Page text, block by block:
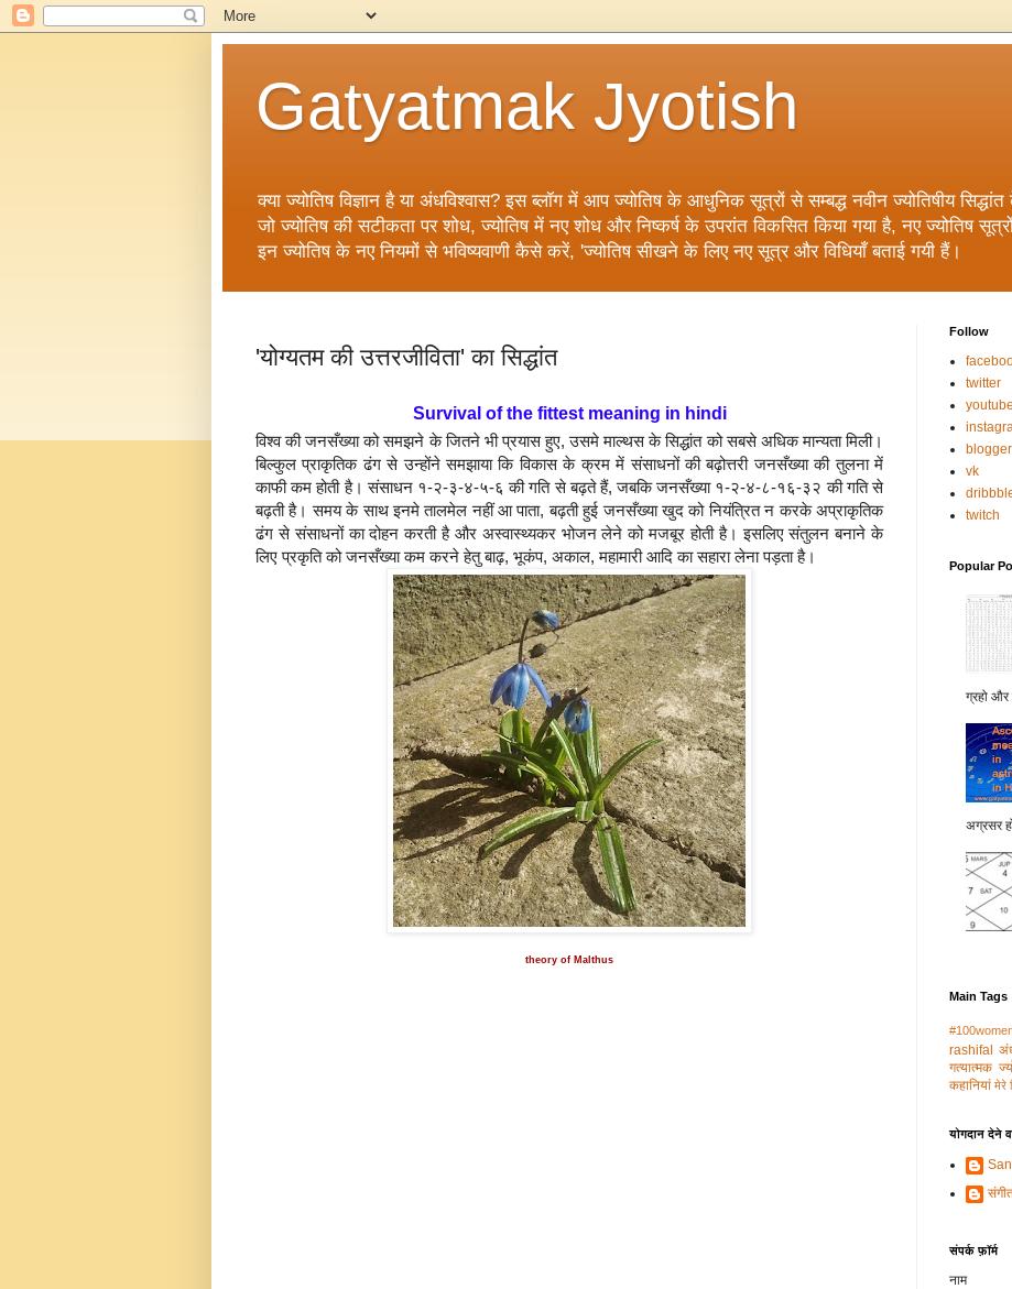
Gatyatmak Jyotish
क्या ज्योतिष विज्ञान है या अंधविश्वास? इस ब्लॉग में आप ज्योतिष के आधुनिक सूत्रों से सम्बद्ध नवीन ज्योतिषीय
जो ज्योतिष की सटीकता पर शोध, ज्योतिष में नए शोध और निष्कर्ष के उपरांत विकसित किया गया है, नए ज्योतिष
इन ज्योतिष के नए नियमों से भविष्यवाणी कैसे करें, 'ज्योतिष सीखने के लिए नए सूत्र और विधियाँ बताई गयी हैं।
'योग्यतम की उत्तरजीविता' का सिद्धांत
Survival of the fittest meaning in hindi
विश्व की जनसँख्या को समझने के जितने भी प्रयास हुए, उसमे माल्थस के सिद्धांत को सबसे अधिक मान्यता मिली।
बिल्कुल प्राकृतिक ढंग से उन्होंने समझाया कि विकास के क्रम में संसाधनों की बढ़ोत्तरी जनसँख्या की तुलना में
काफी कम होती है। संसाधन १-२-३-४-५-६ की गति से बढ़ते हैं, जबकि जनसँख्या १-२-४-८-१६-३२ की गति से
बढ़ती है। समय के साथ इनमे तालमेल नहीं आ पाता, बढ़ती हुई जनसँख्या खुद को नियंत्रित न करके अप्राकृतिक
ढंग से संसाधनों का दोहन करती है और अस्वास्थ्यकर भोजन लेने को मजबूर होती है। इसलिए संतुलन बनाने के
लिए प्रकृति को जनसँख्या कम करने हेतु बाढ़, भूकंप, अकाल, महामारी आदि का सहारा लेना पड़ता है।
theory of Malthus
Follow
twitter
youtube
blogger
vk
twitch
Popular
ग्रहो और
अग्रसर
Main Tags
rashifal
गत्‍यात्‍मक
कहानियां मेरे
योगदान देने
संपर्क फ़ॉर्म
नाम